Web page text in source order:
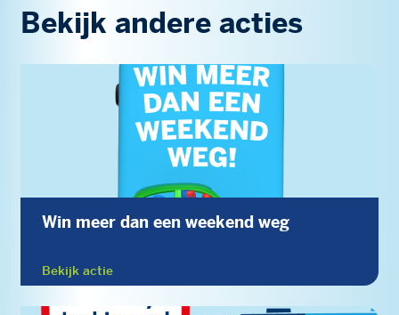
Bekijk andere acties
Win meer dan een weekend weg
Bekijk actie